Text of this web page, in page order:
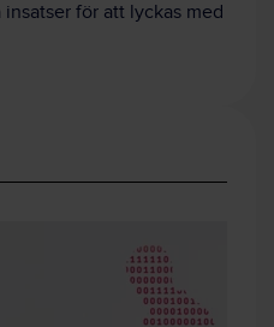
för att lyckas med